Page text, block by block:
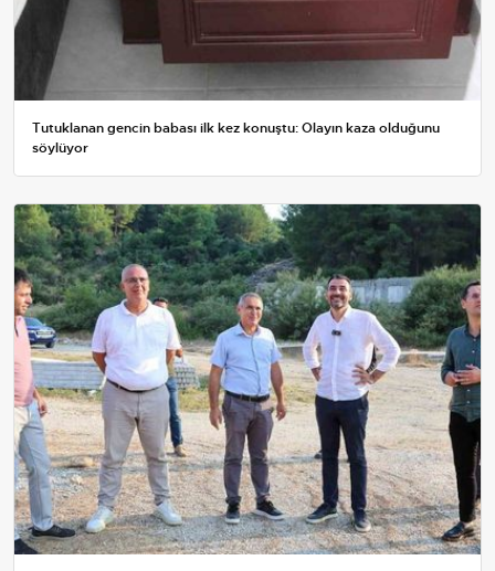
Tutuklanan gencin babası ilk kez konuştu: Olayın kaza olduğunu
söylüyor